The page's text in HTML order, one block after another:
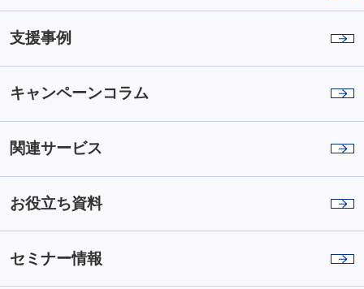
支援事例
キャンペーンコラム
関連サービス
お役立ち資料
セミナー情報